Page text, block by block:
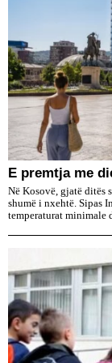
E premtja me
Në Kosovë, gjatë ditës
shumë i nxehtë. Sipas
temperaturat minimale